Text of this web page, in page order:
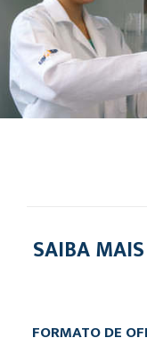
SAIBA
FORMATO DE